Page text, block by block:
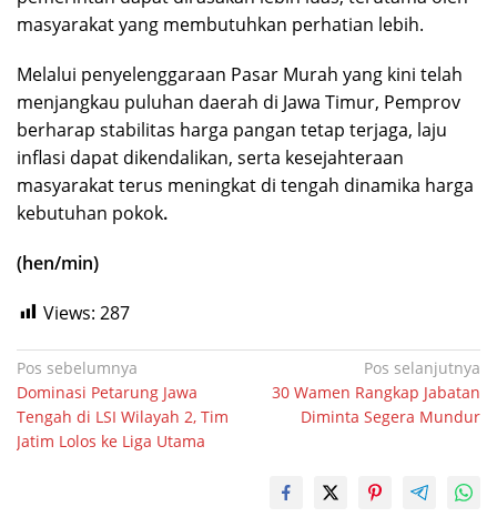
masyarakat yang membutuhkan perhatian lebih.
Melalui penyelenggaraan Pasar Murah yang kini telah
menjangkau puluhan daerah di Jawa Timur, Pemprov
berharap stabilitas harga pangan tetap terjaga, laju
inflasi dapat dikendalikan, serta kesejahteraan
masyarakat terus meningkat di tengah dinamika harga
kebutuhan pokok.
(hen/min)
Views: 287
Navigasi
pos
Pos sebelumnya
Dominasi Petarung Jawa
Tengah di LSI Wilayah 2, Tim
Jatim Lolos ke Liga Utama
Pos selanjutnya
30 Wamen Rangkap Jabatan
Diminta Segera Mundur